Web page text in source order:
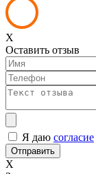
X
Оставить отзыв
Я даю согласие
X